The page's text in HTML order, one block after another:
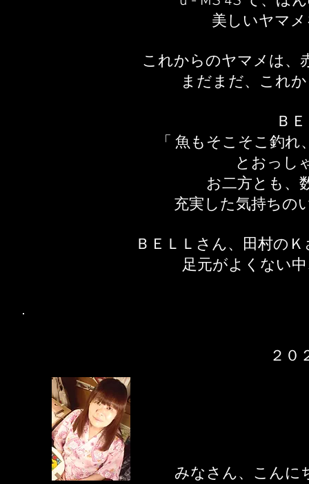
美しいヤマ
これからのヤマメは、
まだまだ、これ
Ｂ
「 魚もそこそこ釣
とおっし
お二方とも、
充実した気持ちの
ＢＥＬＬさん、田村の
足元がよくない
２
みなさん、こんに